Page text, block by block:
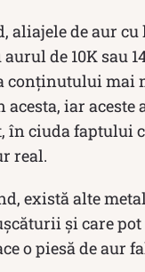
aliajele de aur cu
de 10K sau
conținutului mai
iar aceste
în ciuda faptului
real.
există alte
și care
o piesă de aur